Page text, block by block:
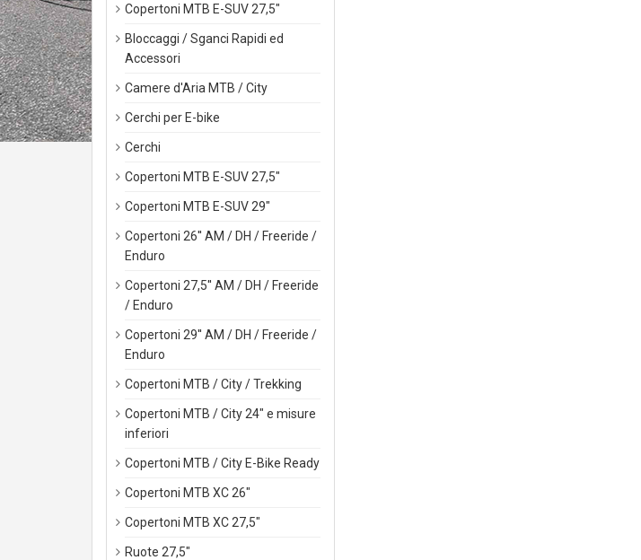
Copertoni MTB E-SUV 27,5"
Bloccaggi / Sganci Rapidi ed
Accessori
Camere d'Aria MTB / City
Cerchi per E-bike
Cerchi
Copertoni MTB E-SUV 27,5"
Copertoni MTB E-SUV 29"
Copertoni 26'' AM / DH / Freeride /
Enduro
Copertoni 27,5'' AM / DH / Freeride
/ Enduro
Copertoni 29'' AM / DH / Freeride /
Enduro
Copertoni MTB / City / Trekking
Copertoni MTB / City 24" e misure
inferiori
Copertoni MTB / City E-Bike Ready
Copertoni MTB XC 26"
Copertoni MTB XC 27,5"
Ruote 27,5"